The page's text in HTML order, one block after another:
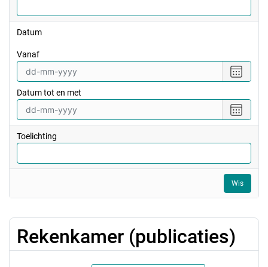
Datum
vanaf
een
vanaf
Datum tot en met
een
tot
met
Toelichting
Wis
Rekenkamer (publicaties)